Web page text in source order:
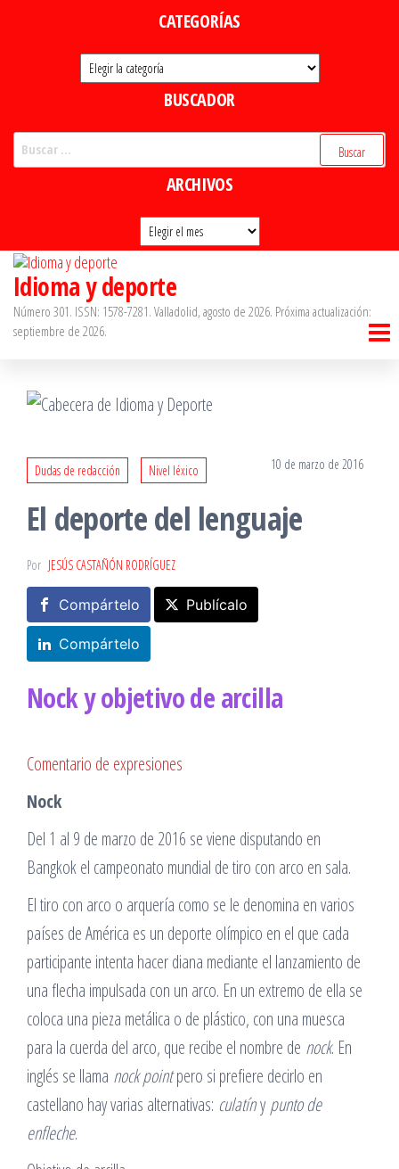
CATEGORÍAS
Categorías
BUSCADOR
ARCHIVOS
Archivos
Idioma y deporte
Número 301. ISSN: 1578-7281. Valladolid, agosto de 2026. Próxima actualización:
septiembre de 2026.
Dudas de redacción Nivel léxico 10 de marzo de 2016
El deporte del lenguaje
Por JESÚS CASTAÑÓN RODRÍGUEZ
Compártelo Publícalo
Compártelo
Nock yobjetivo de arcilla
Comentario de expresiones
Nock
Del 1 al 9 de marzo de 2016 se viene disputando en
Bangkok el campeonato mundial de tiro con arco en sala.
El tiro con arco o arquería como se le denomina en varios
países de América es un deporte olímpico en el que cada
participante intenta hacer diana mediante el lanzamiento de
una flecha impulsada con un arco. En un extremo de ella se
coloca una pieza metálica o de plástico, con una muesca
para la cuerda del arco, que recibe el nombre de nock. En
inglés se llama nock pointpero si prefiere decirlo en
castellano hay varias alternativas: culatínypunto de
enfleche.